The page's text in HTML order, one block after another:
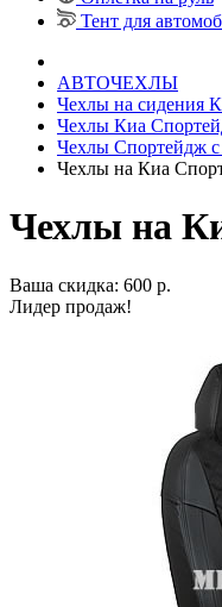
Тент для
АВТОЧЕХЛЫ
Чехлы на сидения
Чехлы Киа
Чехлы Спортейдж с
Чехлы на Киа
Чехлы на
Ваша скидка: 600 р.
Лидер продаж!